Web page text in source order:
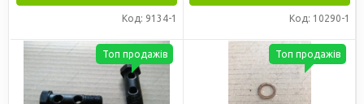
Код: 9134-1 Код: 10290-1
Топ продажів Топ продажів